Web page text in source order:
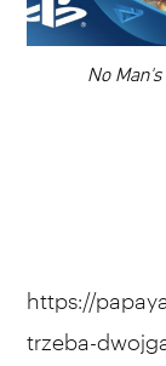
00:00
No Man's
https://
trzeba-